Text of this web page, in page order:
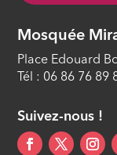
Mosquée
Place Edouard
Tél : 06 86 76 89
Suivez-nous !